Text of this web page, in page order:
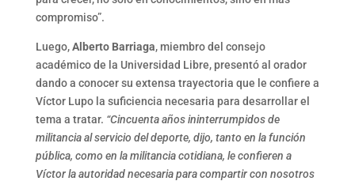
compromiso”.
Luego,Alberto Barriaga, miembro del consejo
académico de la Universidad Libre, presentó al orador
dando a conocer su extensa trayectoria que le confiere a
Víctor Lupo la suficiencia necesaria para desarrollar el
tema a tratar. “Cincuenta años ininterrumpidos de
militancia al servicio del deporte, dijo, tanto en la función
pública, como en la militancia cotidiana, le confieren a
Víctor la autoridad necesaria para compartir con nosotros